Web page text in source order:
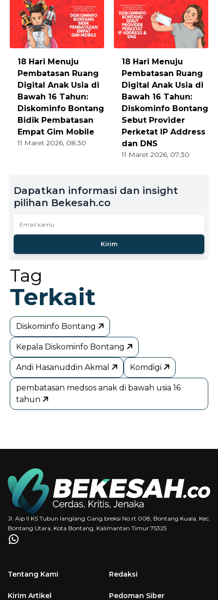
18 Hari Menuju
Pembatasan Ruang
Digital Anak Usia di
Bawah 16 Tahun:
Diskominfo Bontang
Bidik Pembatasan
Empat Gim Mobile
11 Maret 2026, 08:30
18 Hari Menuju
Pembatasan Ruang
Digital Anak Usia di
Bawah 16 Tahun:
Diskominfo Bontang
Sebut Provider
Perketat IP Address
dan DNS
11 Maret 2026, 07:30
Dapatkan informasi dan insight
pilihan Bekesah.co
Kirim
Tag
Terkait
Diskominfo Bontang
Kepala Diskominfo Bontang
Andi Hasanuddin Akmal Komdigi
pembatasan medsos anak di bawah usia 16
tahun
Jl. Aip II KS Tubun langlang Gang breksi No.rt.008, Bontang Kuala, Kec.
Bontang Utara, Kota Bontang, Kalimantan Timur 75325
Tentang Kami Redaksi
Kirim Artikel Pedoman Siber